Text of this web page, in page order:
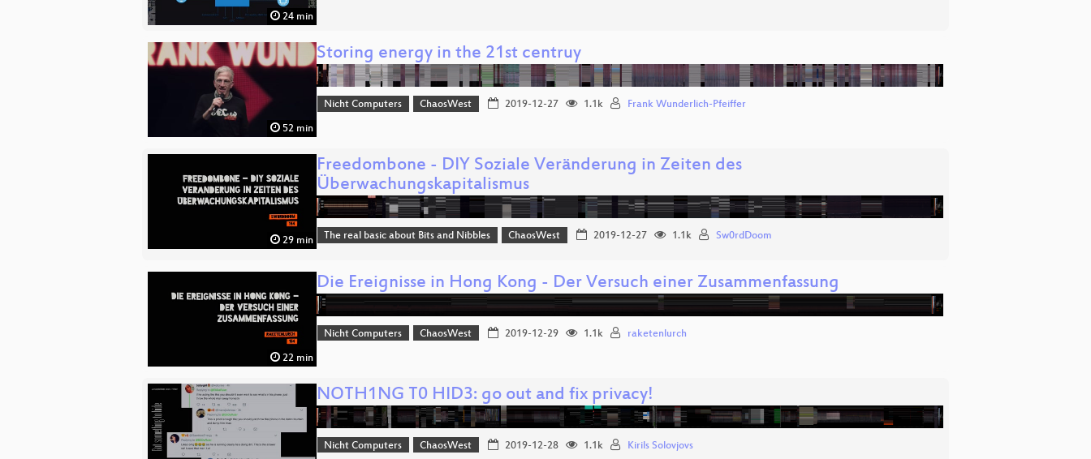
24 min
52 min
Storing energy in the 21st centruy
Nicht Computers ChaosWest 2019-12-27 1.1k Frank Wunderlich-Pfeiffer
29 min
Freedombone - DIY Soziale Veränderung in Zeiten des
Überwachungskapitalismus
The real basic about Bits and Nibbles ChaosWest 2019-12-27 1.1k Sw0rdDoom
22 min
Die Ereignisse in Hong Kong - Der Versuch einer Zusammenfassung
Nicht Computers ChaosWest 2019-12-29 1.1k raketenlurch
NOTH1NG T0 HID3: go out and fix privacy!
Nicht Computers ChaosWest 2019-12-28 1.1k Kirils Solovjovs